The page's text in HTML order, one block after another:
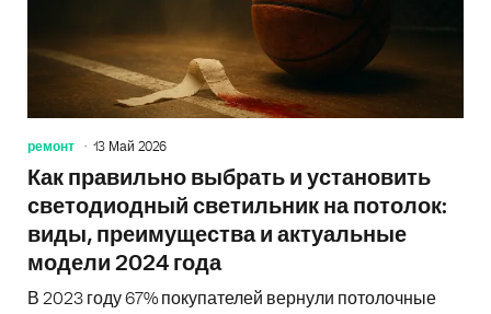
ремонт 13 Май 2026
Как правильно выбрать и установить
светодиодный светильник на потолок:
виды, преимущества и актуальные
модели 2024 года
В 2023 году 67% покупателей вернули потолочные